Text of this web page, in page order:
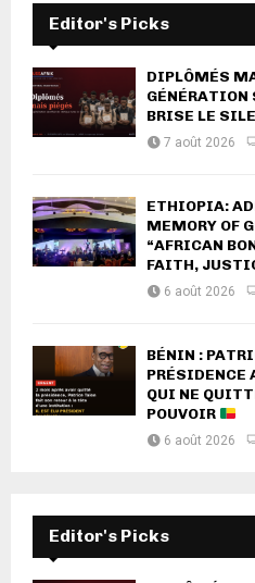
Editor's Picks
DIPLÔMÉS
GÉNÉRATION
BRISE LE
7 août 2026
ETHIOPIA:
MEMORY OF
“AFRICAN
FAITH,
6 août 2026
BÉNIN :
PRÉSIDENCE
QUI NE
POUVOIR
6 août 2026
Editor's Picks